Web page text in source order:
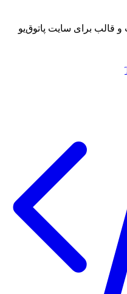
و قالب برای سایت پاتوق‌یو